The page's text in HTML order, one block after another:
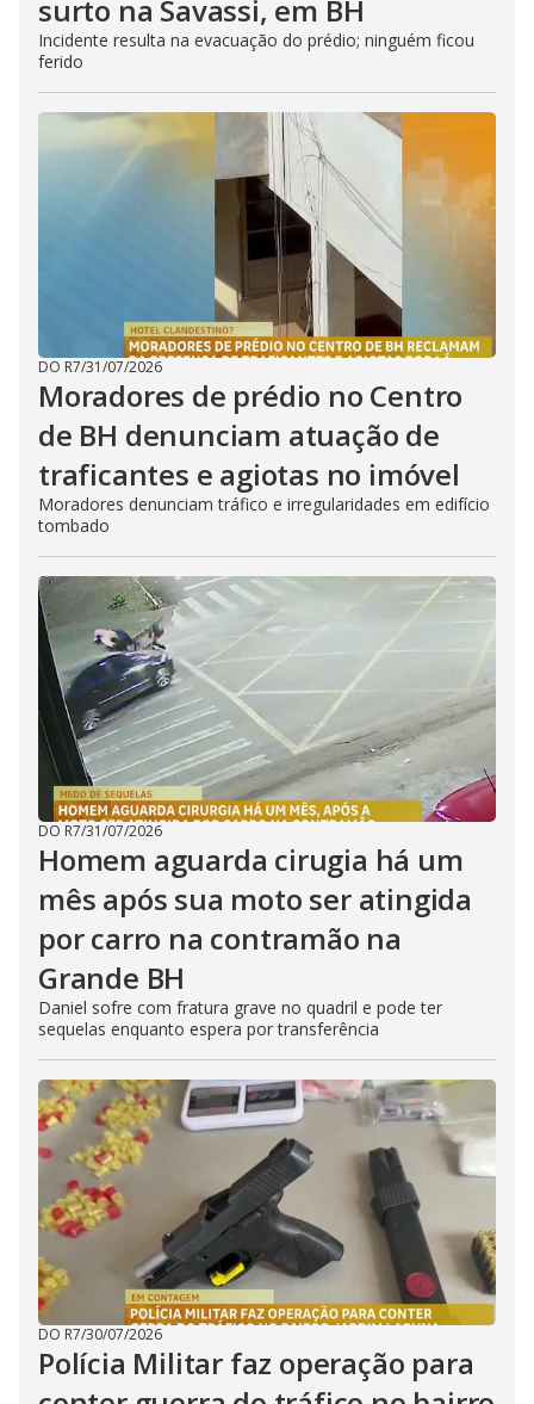
surto na Savassi, em BH
Incidente resulta na evacuação do prédio; ninguém ficou
ferido
DO R7/31/07/2026
Moradores de prédio no Centro
de BH denunciam atuação de
traficantes e agiotas no imóvel
Moradores denunciam tráfico e irregularidades em edifício
tombado
DO R7/31/07/2026
Homem aguarda cirugia há um
mês após sua moto ser atingida
por carro na contramão na
Grande BH
Daniel sofre com fratura grave no quadril e pode ter
sequelas enquanto espera por transferência
DO R7/30/07/2026
Polícia Militar faz operação para